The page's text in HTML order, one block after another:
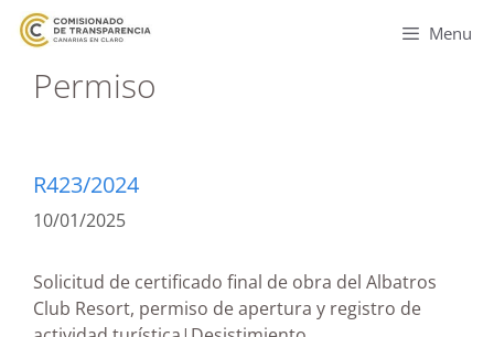
Menu
Permiso
R423/2024
10/01/2025
Solicitud de certificado final de obra del Albatros
Club Resort, permiso de apertura y registro de